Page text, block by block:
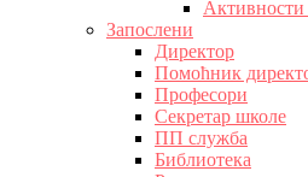
Активности
Запослени
Директор
Помоћник
Професори
Секретар школе
ПП служба
Библиотека